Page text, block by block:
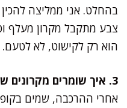
בהחלט. אני ממליצה להכין
צבע מתקבל מקרון מעלף
הוא רק לקישוט, לא לטעם.
3. איך שומרים מקרונים שלא יתייבשו?
אחרי ההרכבה, שמים